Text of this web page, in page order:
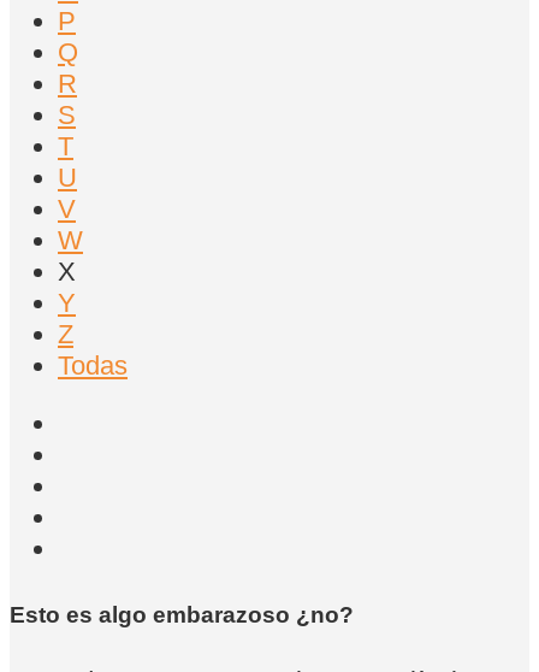
P
Q
R
S
T
U
V
W
X
Y
Z
Todas
Esto es algo embarazoso ¿no?